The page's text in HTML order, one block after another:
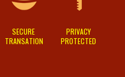
SECURE
TRANSATION
PRIVACY
PROTECTED